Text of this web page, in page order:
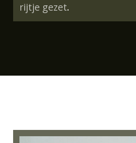
rijtje gezet.